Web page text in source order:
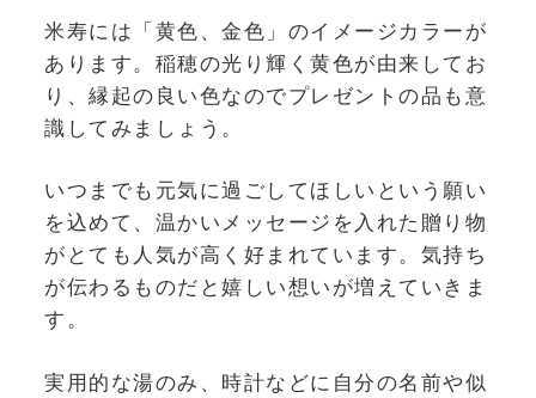
米寿には「黄色、金色」のイメージカラーが
あります。稲穂の光り輝く黄色が由来してお
り、縁起の良い色なのでプレゼントの品も意
識してみましょう。
いつまでも元気に過ごしてほしいという願い
を込めて、温かいメッセージを入れた贈り物
がとても人気が高く好まれています。気持ち
が伝わるものだと嬉しい想いが増えていきま
す。
実用的な湯のみ、時計などに自分の名前や似